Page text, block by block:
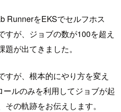
RunnerをEKSでセルフホス
すが、ジョブの数が100を超え
が出てきました。
すが、根本的にやり方を変え
ルのみを利用してジョブが起
の軌跡をお伝えします。